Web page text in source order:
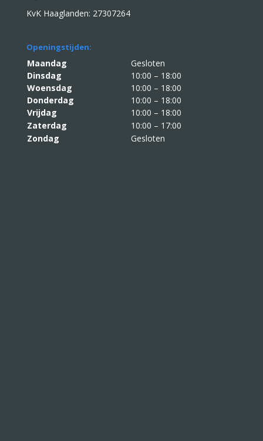
KvK Haaglanden: 27307264
Openingstijden:
Maandag
Gesloten
Dinsdag
10:00 – 18:00
Woensdag
10:00 – 18:00
Donderdag
10:00 – 18:00
Vrijdag
10:00 – 18:00
Zaterdag
10:00 – 17:00
Zondag
Gesloten